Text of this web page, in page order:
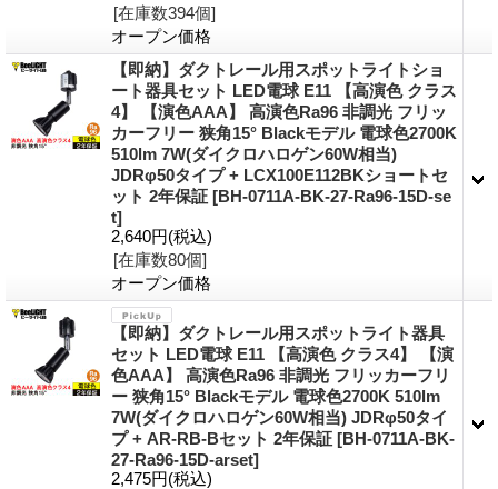
[在庫数394個]
オープン価格
【即納】ダクトレール用スポットライトショ
ート器具セット LED電球 E11 【高演色 クラス
4】 【演色AAA】 高演色Ra96 非調光 フリッ
カーフリー 狭角15° Blackモデル 電球色2700K
510lm 7W(ダイクロハロゲン60W相当)
JDRφ50タイプ + LCX100E112BKショートセ
ット 2年保証 [BH-0711A-BK-27-Ra96-15D-se
t]
2,640円(税込)
[在庫数80個]
オープン価格
【即納】ダクトレール用スポットライト器具
セット LED電球 E11 【高演色 クラス4】 【演
色AAA】 高演色Ra96 非調光 フリッカーフリ
ー 狭角15° Blackモデル 電球色2700K 510lm
7W(ダイクロハロゲン60W相当) JDRφ50タイ
プ + AR-RB-Bセット 2年保証 [BH-0711A-BK-
27-Ra96-15D-arset]
2,475円(税込)